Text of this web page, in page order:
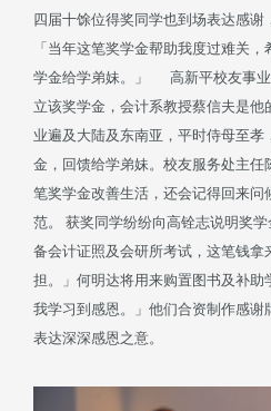
四届十馀位得奖同学也到场表达感谢
「当年这笔奖学金帮助我度过难关
学金给学弟妹。」 高新平校友事业
立该奖学金，会计系教授蔡信夫是
业遍及大陆及东南亚，平时侍母至孝
金，回馈给学弟妹。校友服务处主
笔奖学金改善生活，还会记得回来
范。 获奖同学纷纷向高铨志说明奖
备会计证照及会研所考试，这笔钱拿
担。」何明达将用来购置图书及补助
我学习到感恩。」他们合资制作感谢
表达深深感恩之意。